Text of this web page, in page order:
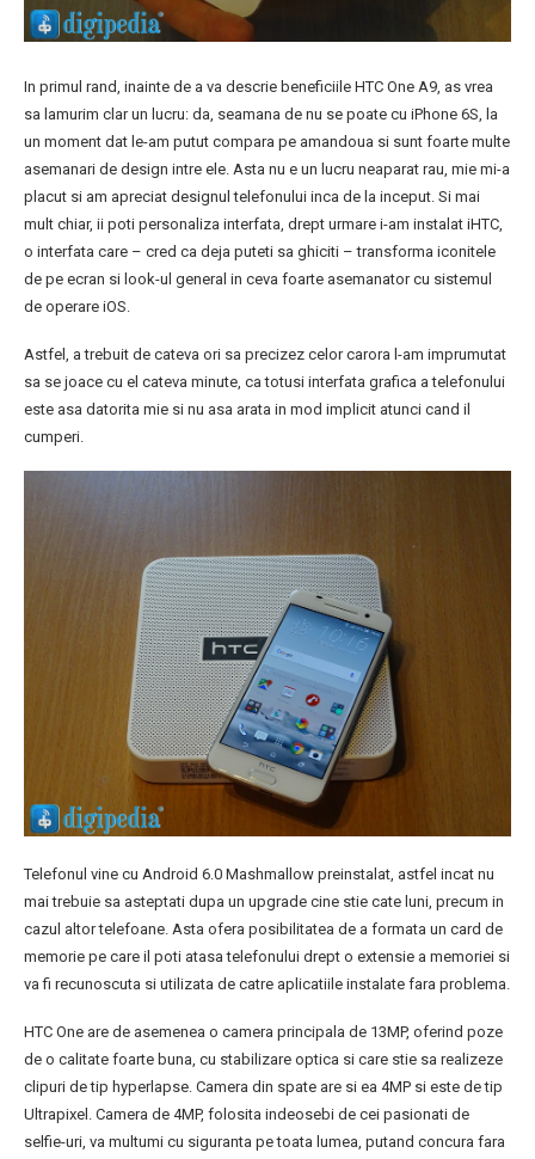
In primul rand, inainte de a va descrie beneficiile HTC One A9, as vrea
sa lamurim clar un lucru: da, seamana de nu se poate cu iPhone 6S, la
un moment dat le-am putut compara pe amandoua si sunt foarte multe
asemanari de design intre ele. Asta nu e un lucru neaparat rau, mie mi-a
placut si am apreciat designul telefonului inca de la inceput. Si mai
mult chiar, ii poti personaliza interfata, drept urmare i-am instalat iHTC,
o interfata care – cred ca deja puteti sa ghiciti – transforma iconitele
de pe ecran si look-ul general in ceva foarte asemanator cu sistemul
de operare iOS.
Astfel, a trebuit de cateva ori sa precizez celor carora l-am imprumutat
sa se joace cu el cateva minute, ca totusi interfata grafica a telefonului
este asa datorita mie si nu asa arata in mod implicit atunci cand il
cumperi.
Telefonul vine cu Android 6.0 Mashmallow preinstalat, astfel incat nu
mai trebuie sa asteptati dupa un upgrade cine stie cate luni, precum in
cazul altor telefoane. Asta ofera posibilitatea de a formata un card de
memorie pe care il poti atasa telefonului drept o extensie a memoriei si
va fi recunoscuta si utilizata de catre aplicatiile instalate fara problema.
HTC One are de asemenea o camera principala de 13MP, oferind poze
de o calitate foarte buna, cu stabilizare optica si care stie sa realizeze
clipuri de tip hyperlapse. Camera din spate are si ea 4MP si este de tip
Ultrapixel. Camera de 4MP, folosita indeosebi de cei pasionati de
selfie-uri, va multumi cu siguranta pe toata lumea, putand concura fara